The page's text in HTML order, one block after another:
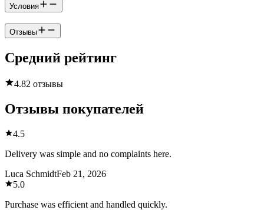
Условия
Отзывы
Средний рейтинг
4.82 отзывы
Отзывы покупателей
4.5
Delivery was simple and no complaints here.
Luca SchmidtFeb 21, 2026
5.0
Purchase was efficient and handled quickly.